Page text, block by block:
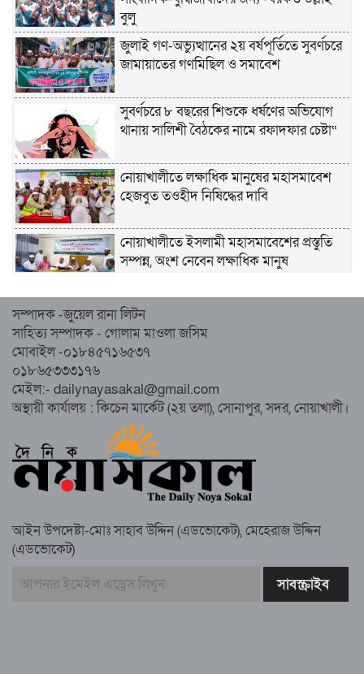
বুলু
জুলাই গণ-অভ্যুত্থানের ২য় বর্ষপূর্তিতে সুবর্ণচরে
জামায়াতের গণমিছিল ও সমাবেশ
সুবর্ণচরে ৮ বছরের শিশুকে ধর্ষণের অভিযোগ
থানায় সালিশী বৈঠকের নামে রফাদফার চেষ্টা“
নোয়াখালীতে লক্ষাধিক মানুষের মহাসমাবেশ
হেজবুত তওহীদ নিষিদ্ধের দাবি
নোয়াখালীতে ইসলামী মহাসমাবেশের প্রস্তুতি
সম্পন্ন, অংশ নেবেন লক্ষাধিক মানুষ
নোয়াখালীতে ইসলামী ছাত্রশিবিরের ‘অদম্য
জুলাই’ মিছিল
চেয়ারম্যান গ্রেপ্তার
গাউসিয়া কমিটির সম্পাদক কামাল হোসাইনের
স্মরণ সভায় মিলাদ ও দোয়া
কামরুল কাননের ছবি বিকৃত করে অপপ্রচারের
বাংলাদেশ আজ দুই ভাগে বিভক্ত—একটি
সম্পাদক -জুয়েল রানা লিটন
সাহিত্য সম্পাদক - গোলাম মাওলা জসিম
মোবাইল -০১৮৪৫৭১৬৫৩৭
০১৮৬৫৩৩৩১৭৬
মেইল:- dailynayasakal@gmail.com
অস্থায়ী কার্যালয় : কিচেন মার্কেট (২য় তলা), সোনাপুর, সদর, নোয়াখালী।
আইন উপদেষ্টা-মোঃ সাহাব উদ্দিন (এডভোকেট), মেহেরাজ উদ্দিন
(এডভোকেট)